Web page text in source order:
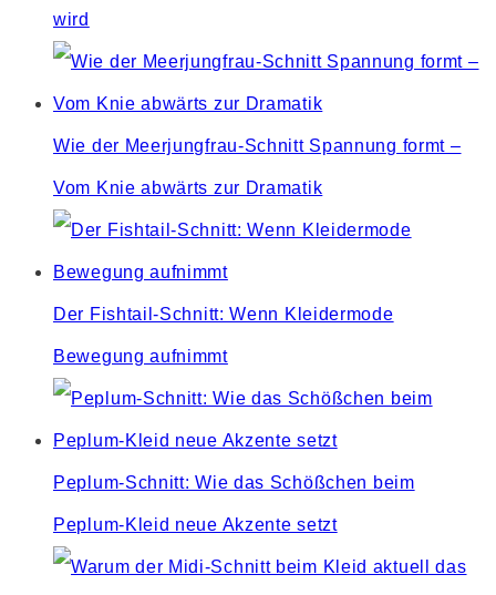
wird
Wie der Meerjungfrau-Schnitt Spannung formt –
Vom Knie abwärts zur Dramatik
Der Fishtail-Schnitt: Wenn Kleidermode
Bewegung aufnimmt
Peplum-Schnitt: Wie das Schößchen beim
Peplum-Kleid neue Akzente setzt